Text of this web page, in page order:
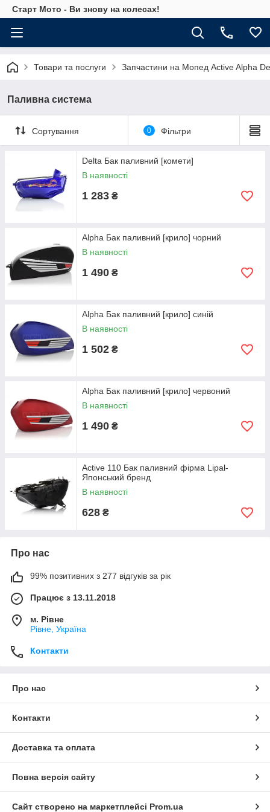
Старт Мото - Ви знову на колесах!
Товари та послуги Запчастини на Мопед Active Alpha
Паливна система
Сортування 0 Фільтри
Delta Бак паливний [комети]
В наявності
1 283 ₴
Alpha Бак паливний [крило] чорний
В наявності
1 490 ₴
Alpha Бак паливний [крило] синій
В наявності
1 502 ₴
Alpha Бак паливний [крило] червоний
В наявності
1 490 ₴
Active 110 Бак паливний фірма Lipal-
Японський бренд
В наявності
628 ₴
Про нас
99% позитивних з 277 відгуків за рік
Працює з 13.11.2018
м. Рівне
Рівне, Україна
Контакти
Про нас
Контакти
Доставка та оплата
Повна версія сайту
Сайт створено на маркетплейсі Prom.ua